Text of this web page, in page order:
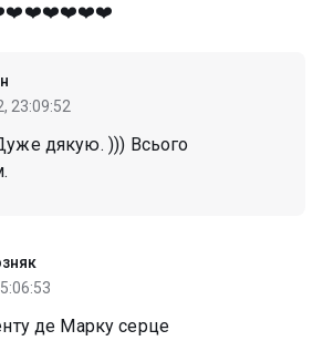
23:09:52
дякую. ))) Всього
де Марку серце